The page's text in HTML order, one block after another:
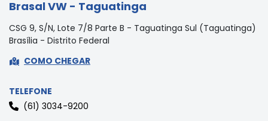
Brasal VW - Taguatinga
CSG 9, S/N, Lote 7/8 Parte B - Taguatinga Sul (Taguatinga)
Brasília - Distrito Federal
COMO CHEGAR
TELEFONE
(61) 3034-9200